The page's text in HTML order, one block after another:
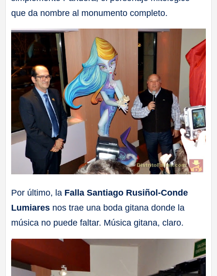
que da nombre al monumento completo.
Por último, la Falla Santiago Rusiñol-Conde
Lumiares nos trae una boda gitana donde la
música no puede faltar. Música gitana, claro.